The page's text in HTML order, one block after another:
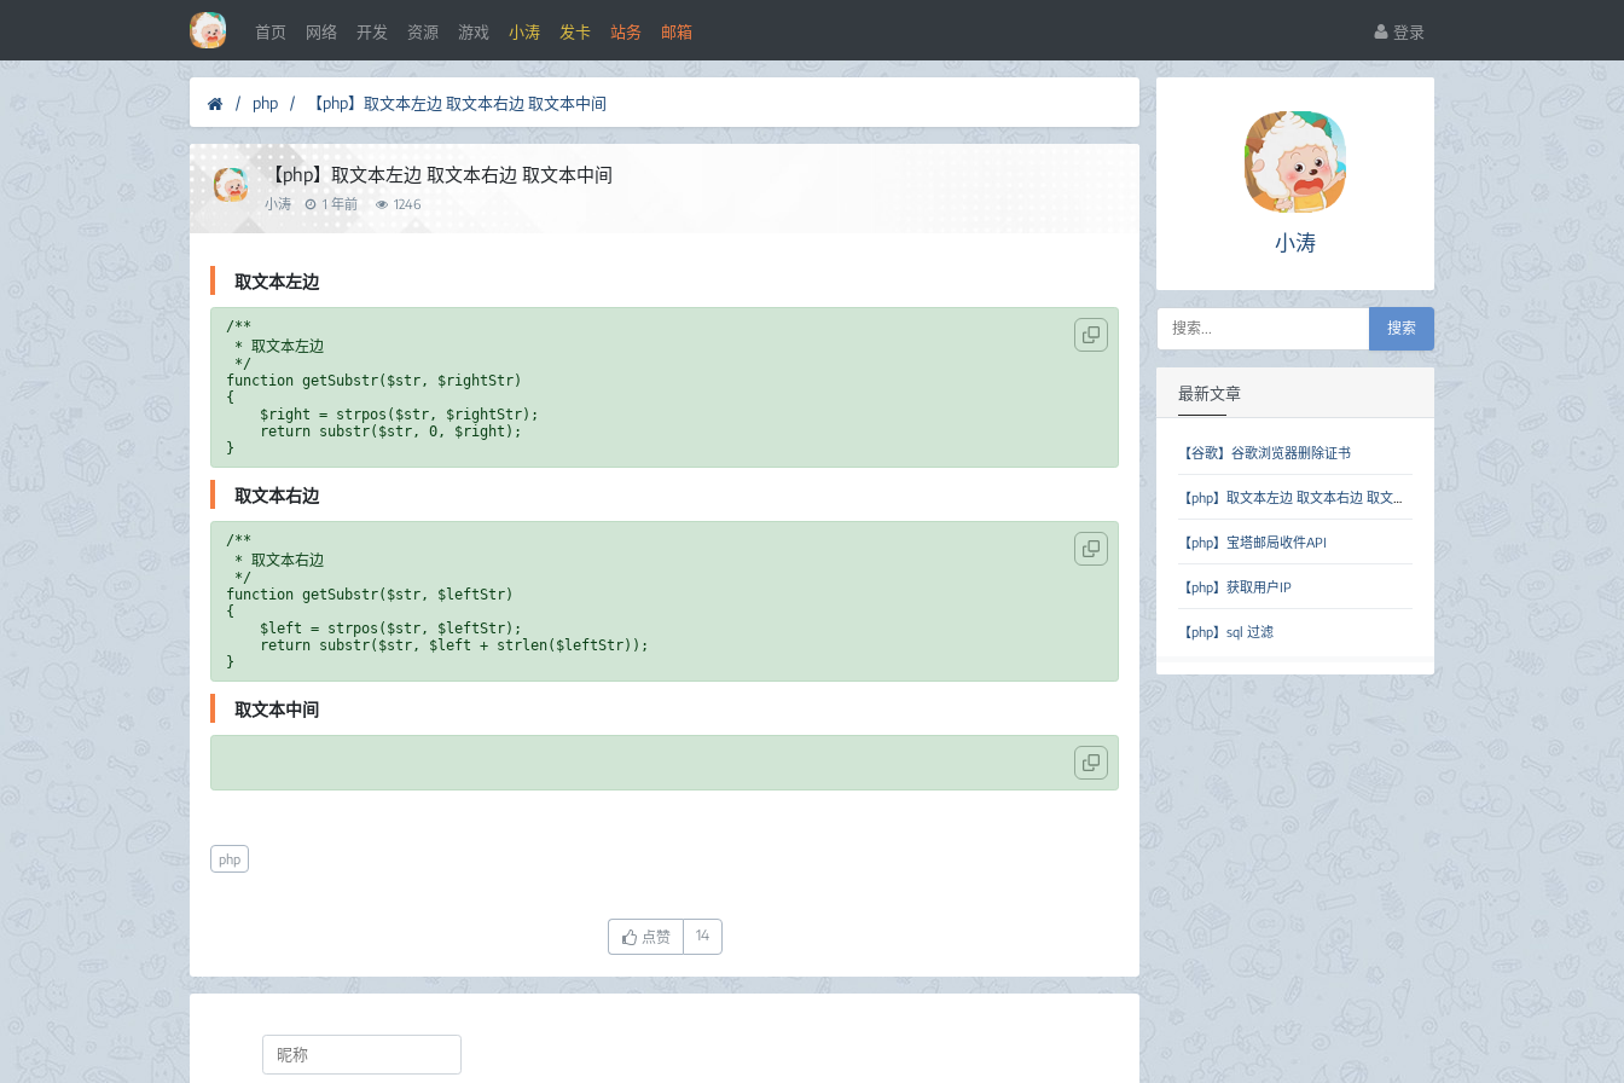
首页 网络 开发 资源 游戏 小涛 发卡 站务 邮箱 登录
/ php / 【php】取文本左边 取文本右边 取文本中间
【php】取文本左边 取文本右边 取文本中间
小涛 1 年前 1246
取文本左边
/**
function getSubstr($str, $rightStr)
{
取文本右边
/**
function getSubstr($str, $leftStr)
{
取文本中间
php
点赞 14
小涛
搜索
最新文章
【谷歌】谷歌浏览器删除证书
【php】宝塔邮局收件API
【php】获取用户IP
【php】sql 过滤